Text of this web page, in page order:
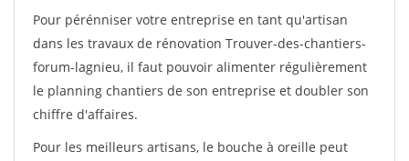
Pour pérénniser votre entreprise en tant qu'artisan
dans les travaux de rénovation Trouver-des-chantiers-
forum-lagnieu, il faut pouvoir alimenter régulièrement
le planning chantiers de son entreprise et doubler son
chiffre d'affaires.
Pour les meilleurs artisans, le bouche à oreille peut